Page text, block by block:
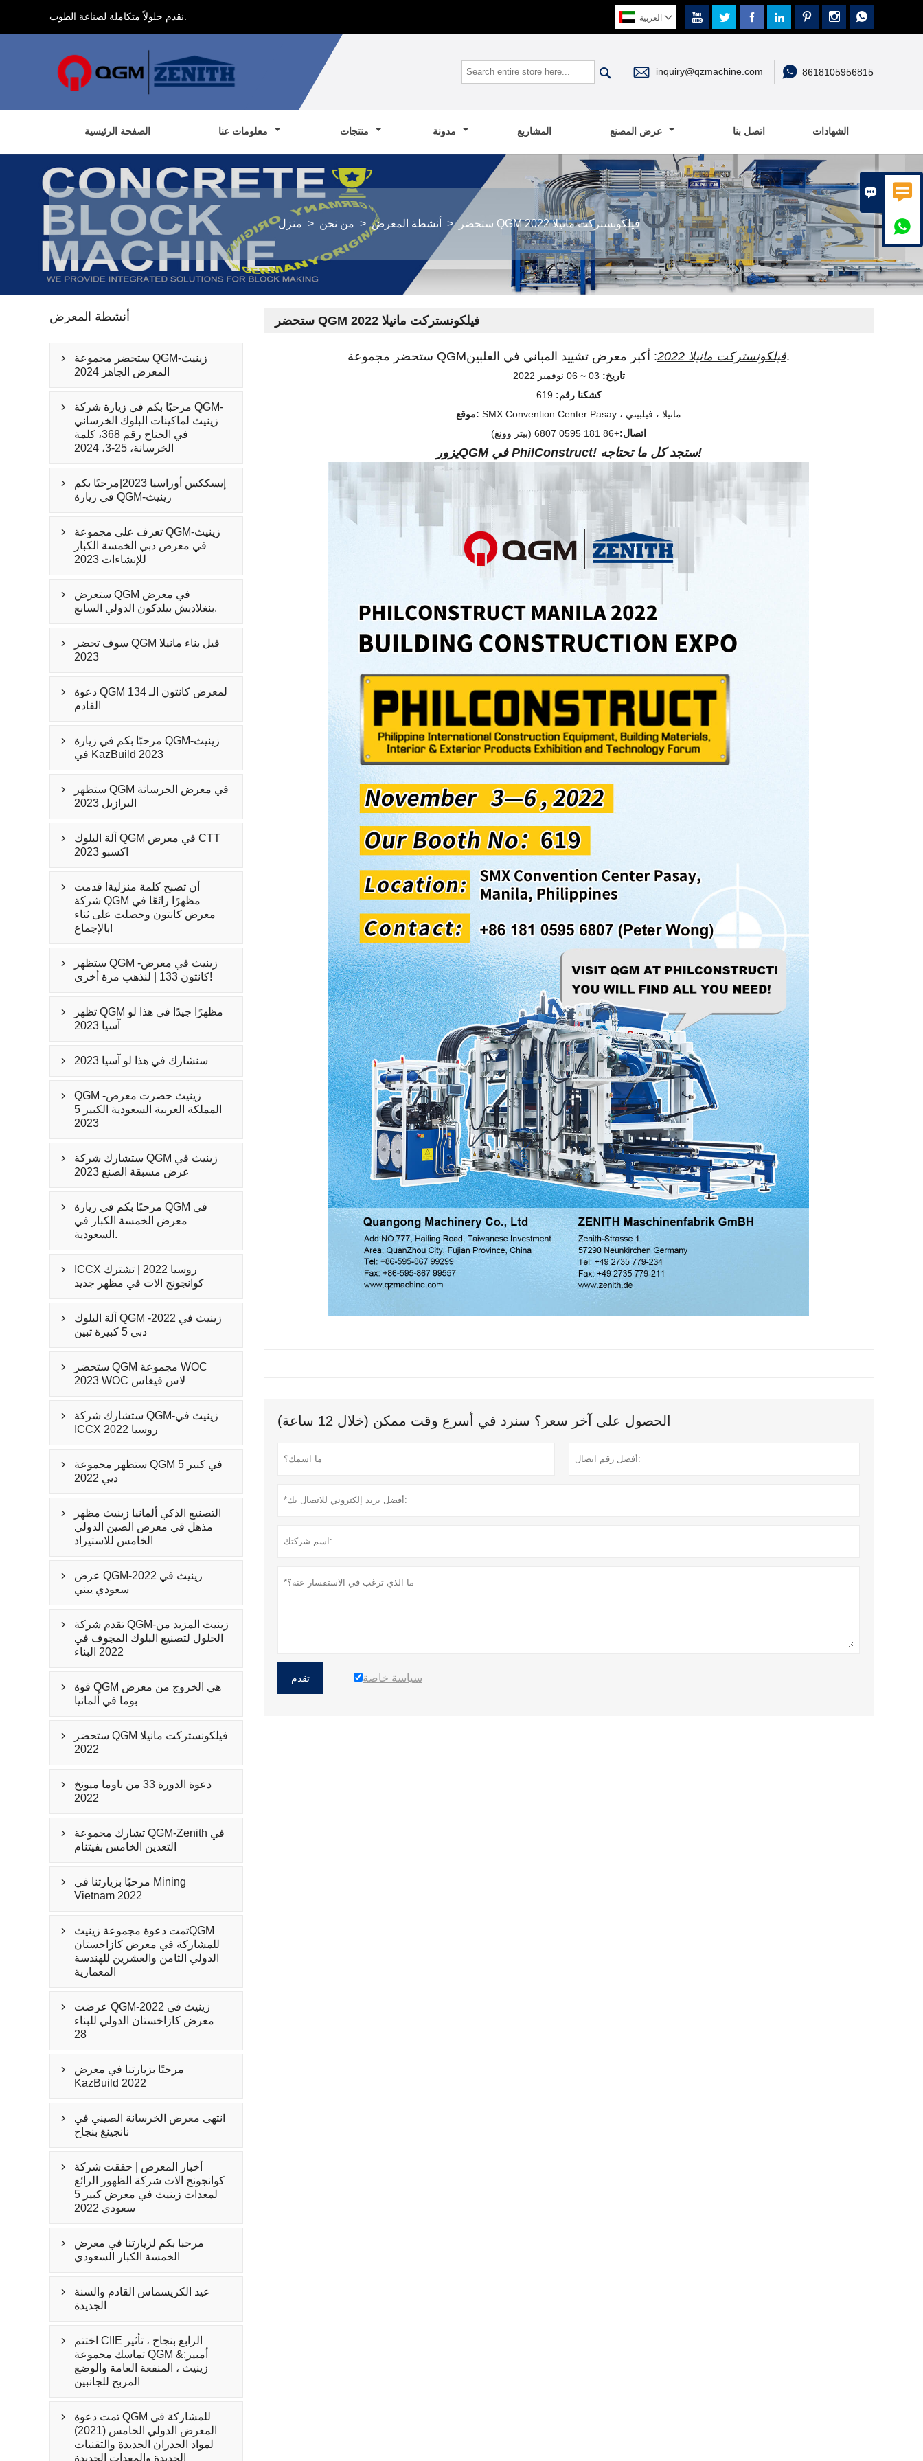
 

       العربية 
  inquiry@qzmachine.com  8618105956815
الصفحة الرئيسية المشاريع عرض المصنع اتصل بنا الشهادات
منزل > من نحن > أنشطة المعرض > ستحضر QGM فيلكونستركت مانيلا 2022
ستحضر QGM فيلكونستركت مانيلا 2022
ستحضر مجموعة QGM فيلكونستركت مانيلا 2022: أكبر معرض تشييد المباني في الفلبين.
تاريخ:
كشكنا رقم: 619
موقع:
SMX Convention Center Pasay ، مانيلا ، فيلبيني
اتصال:+86 181 0595 6807 (بيتر وونغ)
يزورQGM في PhilConstruct! ستجد كل ما تحتاجه!
الحصول على آخر سعر؟ سنرد في أسرع وقت ممكن (خلال 12 ساعة)
تقدم سياسة خاصة
أنشطة المعرض

ستحضر مجموعة QGM-زينيث
المعرض الجاهز 2024

مرحبًا بكم في زيارة شركة QGM-
زينيث لماكينات البلوك الخرساني
في الجناح رقم 368، كلمة
الخرسانة، 25-3، 2024

إيسككس أوراسيا 2023|مرحبًا بكم
في زيارة QGM-زينيث

تعرف على مجموعة QGM-زينيث
في معرض دبي الخمسة الكبار
للإنشاءات 2023

ستعرض QGM في معرض
بنغلاديش بيلدكون الدولي السابع.

سوف تحضر QGM فيل بناء مانيلا
2023

دعوة QGM لمعرض كانتون الـ 134
القادم

مرحبًا بكم في زيارة QGM-زينيث
في KazBuild 2023

ستظهر QGM في معرض الخرسانة
البرازيل 2023

آلة البلوك QGM في معرض CTT
اكسبو 2023

أن تصبح كلمة منزلية! قدمت
شركة QGM مظهرًا رائعًا في
معرض كانتون وحصلت على ثناء
بالإجماع!

ستظهر QGM -زينيث في معرض
كانتون 133 | لنذهب مرة أخرى!

تظهر QGM مظهرًا جيدًا في هذا لو
آسيا 2023
 سنشارك في هذا لو آسيا 2023

QGM -زينيث حضرت معرض
المملكة العربية السعودية الكبير 5
2023

ستشارك شركة QGM زينيث في
عرض مسبقة الصنع 2023

مرحبًا بكم في زيارة QGM في
معرض الخمسة الكبار في
السعودية.

ICCX روسيا 2022 | تشترك
كوانجونج الات في مظهر جديد

آلة البلوك QGM -زينيث في 2022
دبي 5 كبيرة تبين

ستحضر QGM مجموعة WOC
2023 WOC لاس فيغاس

ستشارك شركة QGM-زينيث في
ICCX روسيا 2022

ستظهر مجموعة QGM في كبير 5
دبي 2022

التصنيع الذكي ألمانيا زينيث مظهر
مذهل في معرض الصين الدولي
الخامس للاستيراد

عرض QGM-زينيث في 2022
سعودي يبني

تقدم شركة QGM-زينيث المزيد من
الحلول لتصنيع البلوك المجوف في
2022 البناء

قوة QGM هي الخروج من معرض
بوما في ألمانيا

ستحضر QGM فيلكونستركت مانيلا
2022

دعوة الدورة 33 من باوما ميونخ
2022

تشارك مجموعة QGM-Zenith في
التعدين الخامس بفيتنام

مرحبًا بزيارتنا في Mining
Vietnam 2022

تمت دعوة مجموعة زينيثQGM
للمشاركة في معرض كازاخستان
الدولي الثامن والعشرين للهندسة
المعمارية

عرضت QGM-زينيث في 2022
معرض كازاخستان الدولي للبناء
28

مرحبًا بزيارتنا في معرض
KazBuild 2022

انتهى معرض الخرسانة الصيني في
نانجينغ بنجاح

أخبار المعرض | حققت شركة
كوانجونج الات شركة الظهور الرائع
لمعدات زينيث في معرض كبير 5
سعودي 2022

مرحبا بكم لزيارتنا في معرض
الخمسة الكبار السعودي

عيد الكريسماس القادم والسنة
الجديدة

اختتم CIIE الرابع بنجاح ، تأثير
تماسك مجموعة QGM &أمبير;
زينيث ، المنفعة العامة والوضع
المربح للجانبين

تمت دعوة QGM للمشاركة في
المعرض الدولي الخامس (2021)
لمواد الجدران الجديدة والتقنيات
الجديدة والمعدات الجديدة